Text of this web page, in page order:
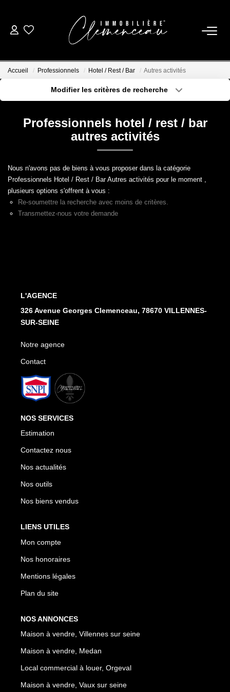
BIENS VENDUS
NOTRE AGENCE
Accueil Professionnels Hotel / Rest / Bar Autres activités
Modifier les critères de recherche
Type de bien
Surface min
Créer une alerte
Professionnels hotel / rest / bar
autres activités
Nous n'avons pas de biens à vous proposer dans la catégorie
Professionnels Hotel / Rest / Bar Autres activités pour le moment ,
plusieurs options s'offrent à vous :
Re-soumettre la recherche avec moins de critères.
Transmettez-nous votre demande
L'AGENCE
326 Avenue Georges Clemenceau, 78670 VILLENNES-
SUR-SEINE
Notre agence
Contact
NOS SERVICES
Estimation
Contactez nous
Nos actualités
Nos outils
Nos biens vendus
LIENS UTILES
Mon compte
Nos honoraires
Mentions légales
Plan du site
NOS ANNONCES
Maison à vendre, Villennes sur seine
Maison à vendre, Medan
Local commercial à louer, Orgeval
Maison à vendre, Vaux sur seine